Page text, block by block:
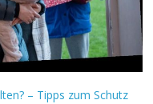
– Tipps zum Schutz